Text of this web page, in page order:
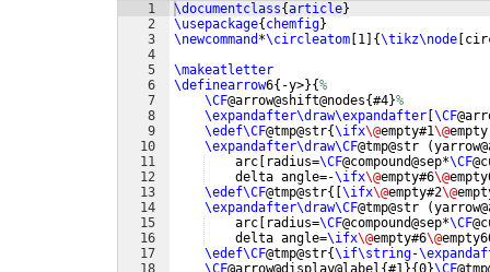
1
2
3
4
5
6
7
8
9
10
11
12
13
14
15
16
17
\documentclass{article}
\usepackage{ chemfig}
\newcommand *\circleatom 1 {\tikz\node
\makeatletter
\definearrow6{ -y>}{%
\CF@arrow@shift@nodes{#4}%
\expandafter\draw\expandafter \CF
\edef\CF@tmp@str{\ifx\@empty#1\@empty
\expandafter\draw\CF@tmp@str (
    arc
radius=\CF@compound@sep*\CF
    delta angle=-
\ifx\@empty#6\@
\edef\CF@tmp@str{[ \ifx\@empty#2\@
\expandafter\draw\CF@tmp@str (
    arc
radius=\CF@compound@sep*\CF
    delta angle=
\ifx\@empty#6\@
\edef\CF@tmp@str{\if\string-